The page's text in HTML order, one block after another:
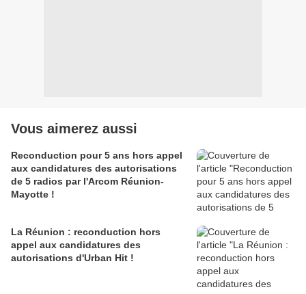
Vous aimerez aussi
Reconduction pour 5 ans hors appel
aux candidatures des autorisations
de 5 radios par l'Arcom Réunion-
Mayotte !
La Réunion : reconduction hors
appel aux candidatures des
autorisations d'Urban Hit !